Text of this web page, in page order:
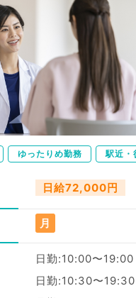
ゆったりめ勤務 駅近・
日給72,000円
月
日勤:10:00〜
日勤:10:30〜